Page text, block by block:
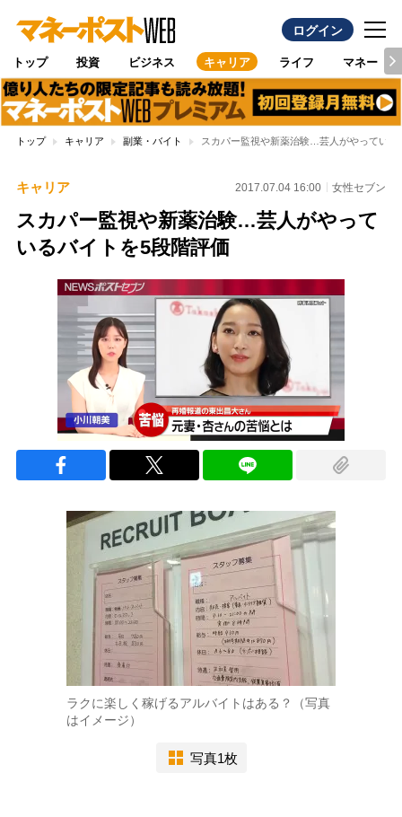
ログイン
トップ 投資 ビジネス キャリア ライフ マネー
トップ キャリア 副業・バイト スカパー監視や新薬治験…芸人がやっている
キャリア 2017.07.04 16:00 女性セブン
スカパー監視や新薬治験…芸人がやって
いるバイトを5段階評価
ラクに楽しく稼げるアルバイトはある？（写真
はイメージ）
写真1枚